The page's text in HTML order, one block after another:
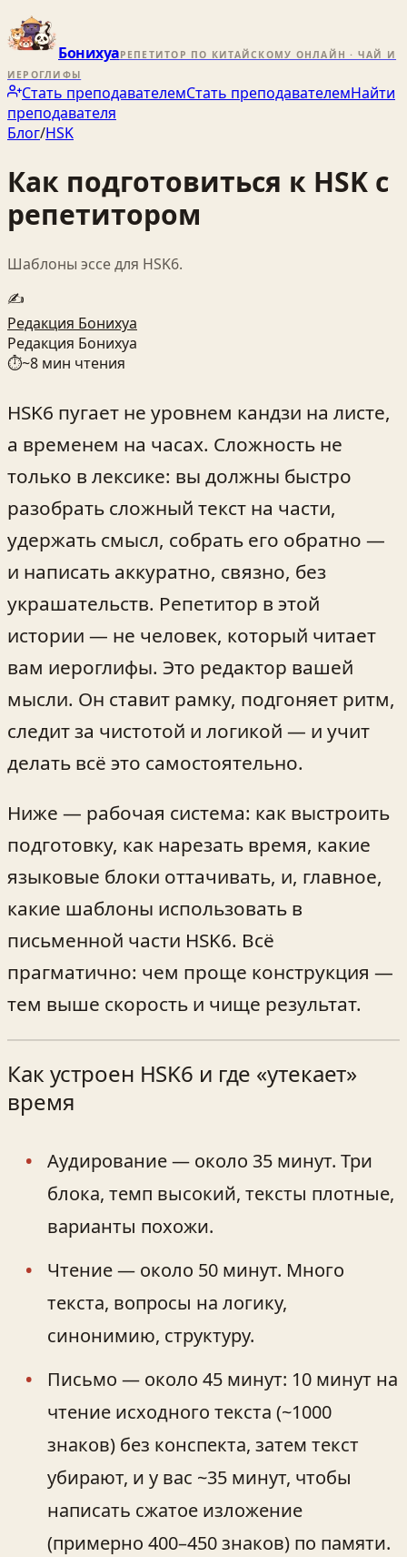
БонихуаРЕПЕТИТОР ПО КИТАЙСКОМУ ОНЛАЙН · ЧАЙ И
ИЕРОГЛИФЫ
Стать преподавателемСтать преподавателемНайти
преподавателя
Блог/HSK
Как подготовиться к HSK с
репетитором
Шаблоны эссе для HSK6.
✍️
Редакция Бонихуа
Редакция Бонихуа
⏱~8 мин чтения
HSK6 пугает не уровнем кандзи на листе,
а временем на часах. Сложность не
только в лексике: вы должны быстро
разобрать сложный текст на части,
удержать смысл, собрать его обратно —
и написать аккуратно, связно, без
украшательств. Репетитор в этой
истории — не человек, который читает
вам иероглифы. Это редактор вашей
мысли. Он ставит рамку, подгоняет ритм,
следит за чистотой и логикой — и учит
делать всё это самостоятельно.
Ниже — рабочая система: как выстроить
подготовку, как нарезать время, какие
языковые блоки оттачивать, и, главное,
какие шаблоны использовать в
письменной части HSK6. Всё
прагматично: чем проще конструкция —
тем выше скорость и чище результат.
Как устроен HSK6 и где «утекает»
время
Аудирование — около 35 минут. Три
блока, темп высокий, тексты плотные,
варианты похожи.
Чтение — около 50 минут. Много
текста, вопросы на логику,
синонимию, структуру.
Письмо — около 45 минут: 10 минут на
чтение исходного текста (~1000
знаков) без конспекта, затем текст
убирают, и у вас ~35 минут, чтобы
написать сжатое изложение
(примерно 400–450 знаков) по памяти.